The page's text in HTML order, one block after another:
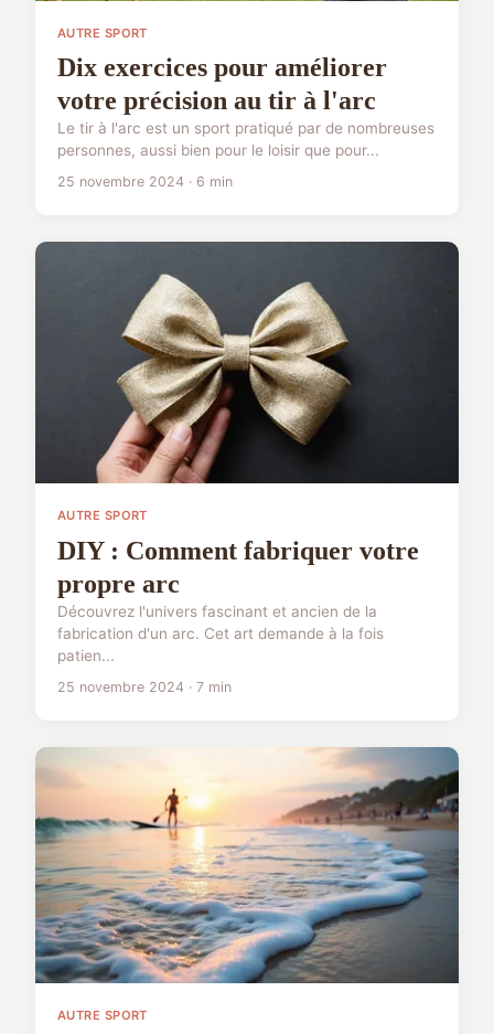
AUTRE SPORT
Dix exercices pour améliorer
votre précision au tir à l'arc
Le tir à l'arc est un sport pratiqué par de nombreuses
personnes, aussi bien pour le loisir que pour...
25 novembre 2024 · 6 min
AUTRE SPORT
DIY : Comment fabriquer votre
propre arc
Découvrez l'univers fascinant et ancien de la
fabrication d'un arc. Cet art demande à la fois
patien...
25 novembre 2024 · 7 min
AUTRE SPORT